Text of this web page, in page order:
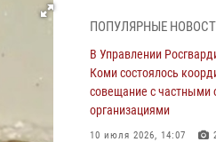
оборота оружия и
оружие за нарушения
02 августа 2026, 06:17
В Койгородском районе
обратился в
ПОПУЛЯРНЫЕ
В Управлении
Коми состоялось
совещание с частными
организациями
10 июля 2026, 14:07